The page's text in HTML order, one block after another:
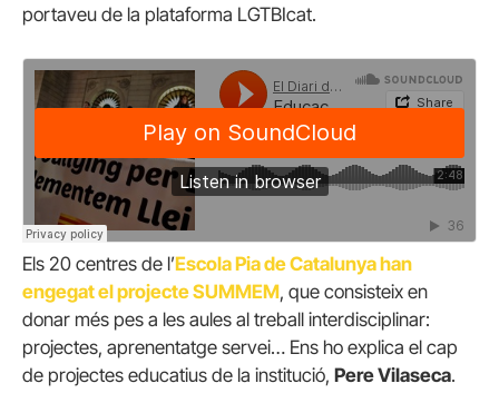
portaveu de la plataforma LGTBIcat.
Els 20 centres de l’Escola Pia de Catalunya han
engegat el projecte SUMMEM, que consisteix en
donar més pes a les aules al treball interdisciplinar:
projectes, aprenentatge servei… Ens ho explica el cap
de projectes educatius de la institució, Pere Vilaseca.